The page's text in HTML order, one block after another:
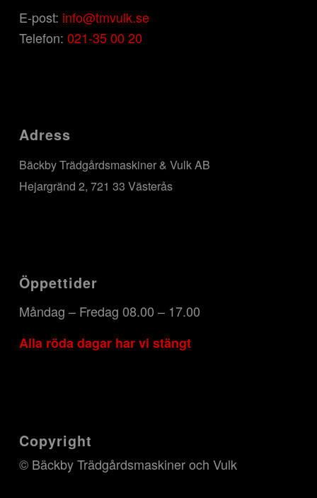
E-post: info@tmvulk.se
Telefon: 021-35 00 20
Adress
Bäckby Trädgårdsmaskiner & Vulk AB
Hejargränd 2, 721 33 Västerås
Öppettider
Måndag – Fredag 08.00 – 17.00
Alla röda dagar har vi stängt
Copyright
© Bäckby Trädgårdsmaskiner och Vulk